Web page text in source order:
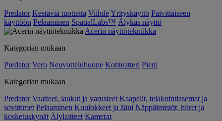
Predator Kestäviä tuotteita ViihdeYrityskäyttö Päivittäiseen
käyttöön Pelaaminen SpatialLabs™ Älykäs näyttö
Acerin näyttötekniikka
Kategorian mukaan
Predator Vero Neuvotteluhuone Kotiteatteri Pieni
Kategorian mukaan
Predator Vaatteet, laukut ja varusteet Kaapelit, telakointiasemat ja
sovittimet Pelaaminen Kuulokkeet ja ääni Näppäimistöt, hiiret ja
kosketuskynät Älylaitteet Kamerat